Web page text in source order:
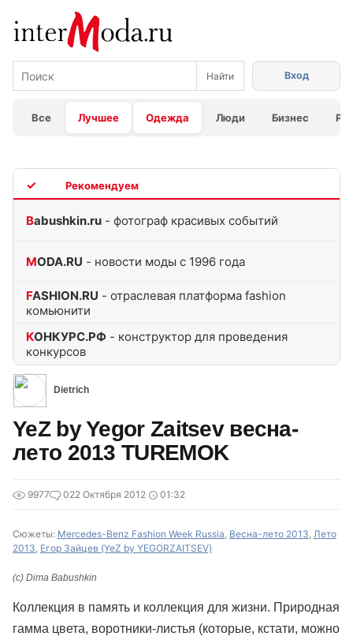
Все Лучшее Одежда Люди Бизнес
Вход
Babushkin.ru - фотограф красивых событий
MODA.RU - новости моды с 1996 года
FASHION.RU - отраслевая платформа fashion
комьюнити
КОНКУРС.РФ - конструктор для проведения
конкурсов
Dietrich
YeZ by Yegor Zaitsev весна-
лето 2013 TUREMOK
9977 022 Октября 2012 01:32
Сюжеты: Mercedes-Benz Fashion Week Russia, Весна-лето 2013, Лето
2013, Егор Зайцев (YeZ by YEGORZAITSEV)
(c) Dima Babushkin
Коллекция в память и коллекция для жизни. Природная
гамма цвета, воротники-листья (которые, кстати, можно